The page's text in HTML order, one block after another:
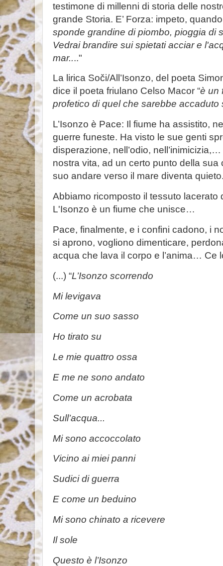
testimone di millenni di storia delle
grande Storia. E’ Forza: impeto,
sponde grandine di piombo, pioggia di
Vedrai brandire sui spietati acciar e
mar...."
La lirica Soči/All’Isonzo, del poeta
dice il poeta friulano Celso Macor “è un
profetico di quel che sarebbe accaduto
L’Isonzo è Pace: Il fiume ha assistito,
guerre funeste. Ha visto le sue genti
disperazione, nell’odio,
nostra vita, ad un certo punto della sua
suo andare verso il mare diventa
Abbiamo ricomposto il tessuto lacerato
L'Isonzo è un fiume che unisce…
Pace, finalmente, e i confini cadono, i
si aprono, vogliono dimenticare,
acqua che lava il corpo e l’anima… Ce
(...) “L’Isonzo scorrendo
Mi levigava
Come un suo sasso
Ho tirato su
Le mie quattro ossa
E me ne sono andato
Come un acrobata
Sull’acqua...
Mi sono accoccolato
Vicino ai miei panni
Sudici di guerra
E come un beduino
Mi sono chinato a ricevere
Il sole
Questo è l’Isonzo